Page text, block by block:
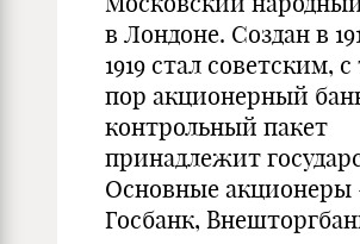
в Лондоне. Создан в
1919 стал советским, с
пор акционерный
контрольный пакет
принадлежит
Основные акционеры
Госбанк,